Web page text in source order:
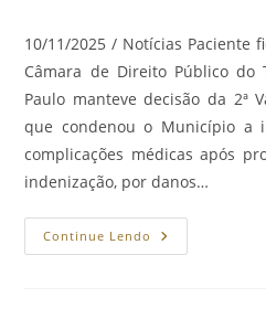
10/11/2025 / Notícias Paciente
Câmara de Direito Público do
Paulo manteve decisão da 2ª
que condenou o Município a
complicações médicas após
indenização, por danos…
Continue Lendo Município
É